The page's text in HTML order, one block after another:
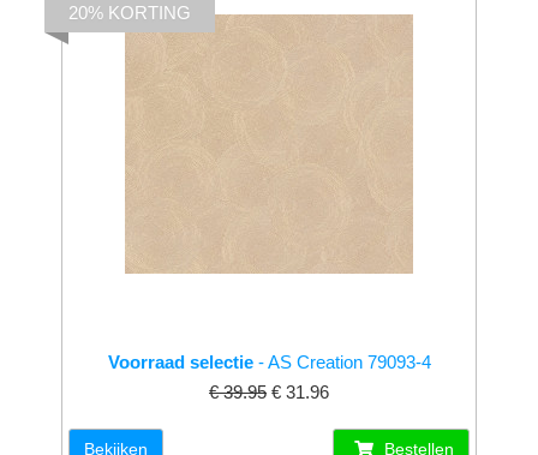
Voorraad selectie- AS Creation 79093-4
€ 39.95 € 31.96
20% KORTING
Bekijken Bestellen